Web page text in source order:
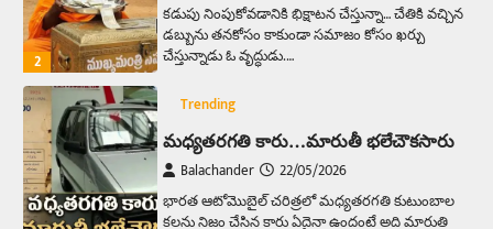
2
కడుపు నింపుకోవడానికి భిక్షాటన చేస్తున్నా… చేతికి వచ్చిన
డబ్బును తనకోసం కాకుండా సమాజం కోసం ఖర్చు
చేస్తున్నాడు ఓ వృద్ధుడు.…
Trending
మధ్యతరగతి కారు…మారుతీ భలేచౌకసారు
Balachander 22/05/2026
భారత ఆటోమొబైల్ చరిత్రలో మధ్యతరగతి కుటుంబాల
కలను నిజం చేసిన కారు ఏదైనా ఉందంటే అది మారుతి